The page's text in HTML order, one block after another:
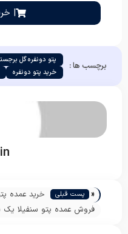
|
برچسب ها : پتو دونفره گل
خرید پتو دونفره
« پست قبلی
خرید عمده
فروش عمده پتو سنفیلا یک